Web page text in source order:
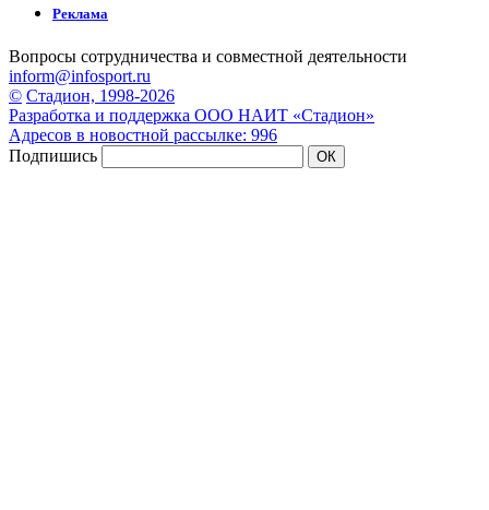
Реклама
Вопросы сотрудничества и совместной деятельности
inform@infosport.ru
© Стадион, 1998-2026
Разработка и поддержка ООО НАИТ «Стадион»
Адресов в новостной рассылке: 996
Подпишись